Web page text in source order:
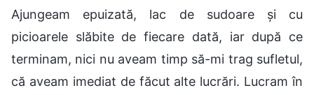
Ajungeam epuizată, lac de sudoare și cu
picioarele slăbite de fiecare dată, iar după ce
terminam, nici nu aveam timp să-mi trag sufletul,
că aveam imediat de făcut alte lucrări. Lucram în